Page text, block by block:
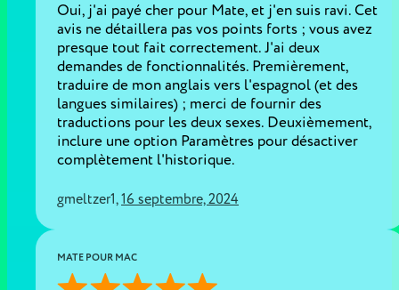
Oui, j'ai payé cher pour Mate, et j'en suis ravi. Cet
avis ne détaillera pas vos points forts ; vous avez
presque tout fait correctement. J'ai deux
demandes de fonctionnalités. Premièrement,
traduire de mon anglais vers l'espagnol (et des
langues similaires) ; merci de fournir des
traductions pour les deux sexes. Deuxièmement,
inclure une option Paramètres pour désactiver
complètement l'historique.
gmeltzer1, 16 septembre, 2024
MATE POUR MAC